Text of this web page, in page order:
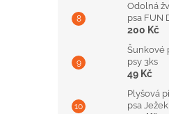
Odolná
psa FUN
200 Kč
Šunkové
psy 3ks
49 Kč
Plyšová
psa Ježek